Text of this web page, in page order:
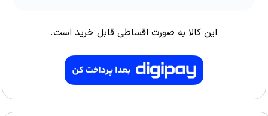
این کالا به صورت اقساطی قابل خرید است.